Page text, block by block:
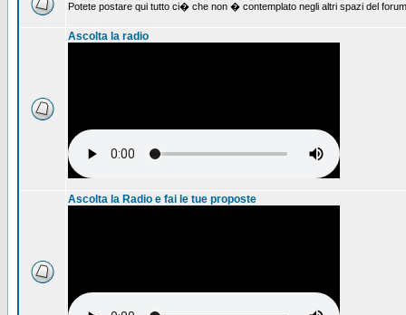
Potete postare qui tutto ci� che non � contemplato negli altri spazi del
Ascolta la radio
Ascolta la Radio e fai le tue proposte